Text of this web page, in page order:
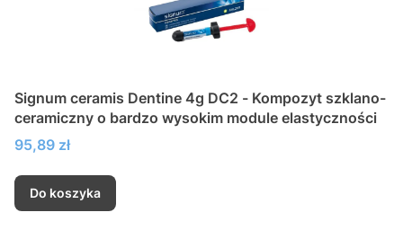
Signum ceramis Dentine 4g DC2 - Kompozyt szklano-
ceramiczny o bardzo wysokim module elastyczności
Cena
95,89 zł
Do koszyka